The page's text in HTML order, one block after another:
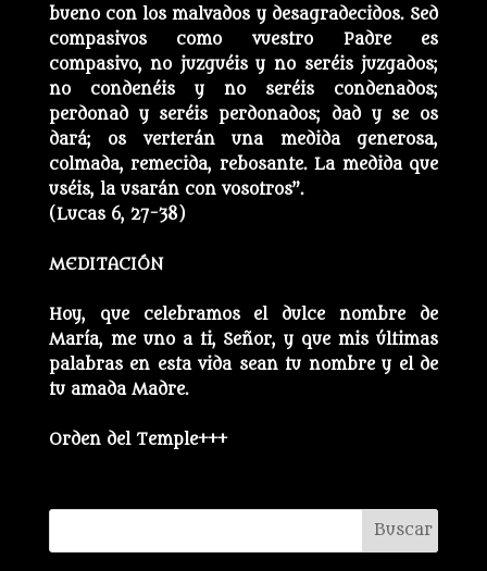
bueno con los malvados y desagradecidos. Sed
compasivos como vuestro Padre es
compasivo, no juzguéis y no seréis juzgados;
no condenéis y no seréis condenados;
perdonad y seréis perdonados; dad y se os
dará; os verterán una medida generosa,
colmada, remecida, rebosante. La medida que
uséis, la usarán con vosotros”.
(Lucas 6, 27-38)
MEDITACIÓN
Hoy, que celebramos el dulce nombre de
María, me uno a ti, Señor, y que mis últimas
palabras en esta vida sean tu nombre y el de
tu amada Madre.
Orden del Temple+++